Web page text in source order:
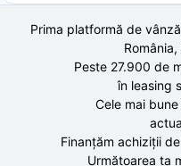
Prima platformă de
Peste 27.900 de
în leasing
Cele mai
Finanțăm achiziții
Următoarea ta